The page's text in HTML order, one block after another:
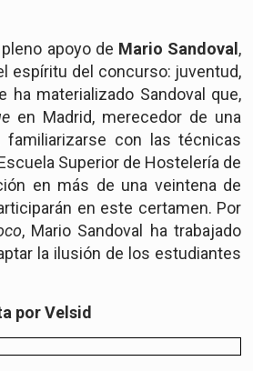
apoyo de Mario Sandoval ,
espíritu del concurso: juventud,
ha materializado Sandoval que,
en Madrid, merecedor de una
con las técnicas
Superiorde Hostelería de
en más de una veintena de
en este certamen. Por
, Mario Sandoval
ha trabajado
la ilusión de los estudiantes
por Velsid